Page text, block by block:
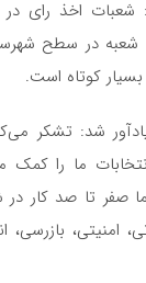
اخذ رای در
دوره اول، همان 75 شعبه در
کوتاه است.
یادآور شد: تشکر
ما را کمک
صفر تا صد کار
امنیتی، بازرسی،